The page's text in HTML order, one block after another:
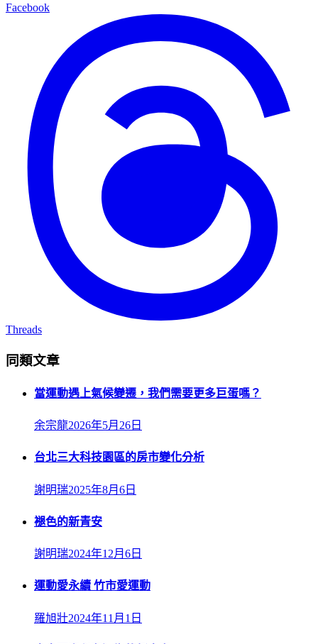
Facebook
Threads
同類文章
當運動遇上氣候變遷，我們需要更多巨蛋嗎？
余宗龍2026年5月26日
台北三大科技園區的房市變化分析
謝明瑞2025年8月6日
褪色的新青安
謝明瑞2024年12月6日
運動愛永續 竹市愛運動
羅旭壯2024年11月1日